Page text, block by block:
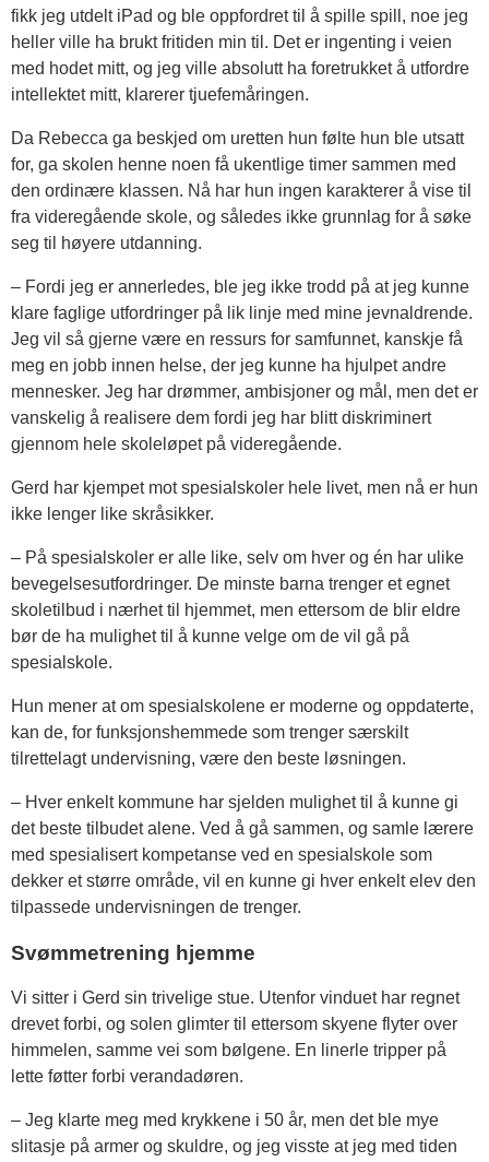
fikk jeg utdelt iPad og ble oppfordret til å spille spill, noe jeg
heller ville ha brukt fritiden min til. Det er ingenting i veien
med hodet mitt, og jeg ville absolutt ha foretrukket å utfordre
intellektet mitt, klarerer tjuefemåringen.
Da Rebecca ga beskjed om uretten hun følte hun ble utsatt
for, ga skolen henne noen få ukentlige timer sammen med
den ordinære klassen. Nå har hun ingen karakterer å vise til
fra videregående skole, og således ikke grunnlag for å søke
seg til høyere utdanning.
– Fordi jeg er annerledes, ble jeg ikke trodd på at jeg kunne
klare faglige utfordringer på lik linje med mine jevnaldrende.
Jeg vil så gjerne være en ressurs for samfunnet, kanskje få
meg en jobb innen helse, der jeg kunne ha hjulpet andre
mennesker. Jeg har drømmer, ambisjoner og mål, men det er
vanskelig å realisere dem fordi jeg har blitt diskriminert
gjennom hele skoleløpet på videregående.
Gerd har kjempet mot spesialskoler hele livet, men nå er hun
ikke lenger like skråsikker.
– På spesialskoler er alle like, selv om hver og én har ulike
bevegelsesutfordringer. De minste barna trenger et egnet
skoletilbud i nærhet til hjemmet, men ettersom de blir eldre
bør de ha mulighet til å kunne velge om de vil gå på
spesialskole.
Hun mener at om spesialskolene er moderne og oppdaterte,
kan de, for funksjonshemmede som trenger særskilt
tilrettelagt undervisning, være den beste løsningen.
– Hver enkelt kommune har sjelden mulighet til å kunne gi
det beste tilbudet alene. Ved å gå sammen, og samle lærere
med spesialisert kompetanse ved en spesialskole som
dekker et større område, vil en kunne gi hver enkelt elev den
tilpassede undervisningen de trenger.
Svømmetrening hjemme
Vi sitter i Gerd sin trivelige stue. Utenfor vinduet har regnet
drevet forbi, og solen glimter til ettersom skyene flyter over
himmelen, samme vei som bølgene. En linerle tripper på
lette føtter forbi verandadøren.
– Jeg klarte meg med krykkene i 50 år, men det ble mye
slitasje på armer og skuldre, og jeg visste at jeg med tiden